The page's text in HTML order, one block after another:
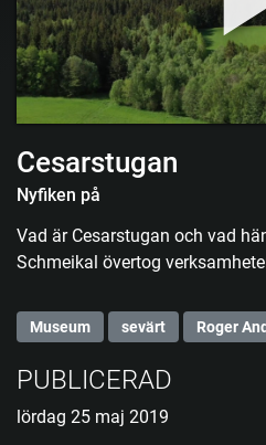
Cesarstugan
Nyfiken på
Vad är Cesarstugan och vad
Schmeikal övertog
Museum sevärt Roger
PUBLICERAD
lördag 25 maj 2019